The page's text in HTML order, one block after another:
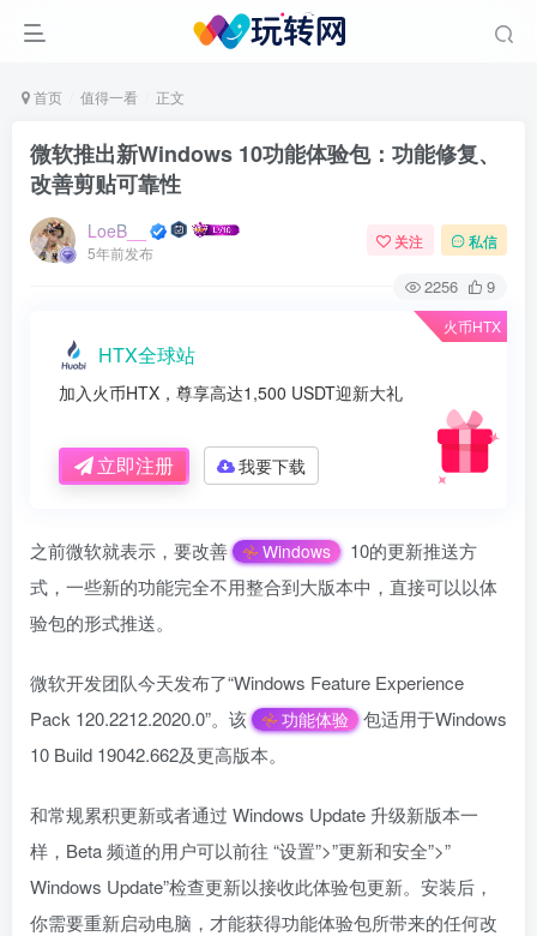
首页 值得一看 正文
微软推出新Windows 10功能体验包：功能修复、
改善剪贴可靠性
LoeB__
5年前发布
关注 私信
2256 9
火币HTX
HTX全球站
加入火币HTX，尊享高达1,500 USDT迎新大礼
立即注册 我要下载
之前微软就表示，要改善 Windows
10的更新推送方
式，一些新的功能完全不用整合到大版本中，直接可以以体
验包的形式推送。
微软开发团队今天发布了“Windows Feature Experience
Pack 120.2212.2020.0”。该
功能体验
包适用于Windows
10 Build 19042.662及更高版本。
和常规累积更新或者通过 Windows Update 升级新版本一
样，Beta 频道的用户可以前往 “设置”>”更新和安全”>”
Windows Update”检查更新以接收此体验包更新。安装后，
你需要重新启动电脑，才能获得功能体验包所带来的任何改